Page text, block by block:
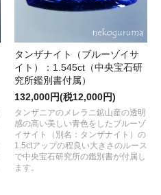
タンザナイト（ブルーゾイサ
イト）：1.545ct（中央宝石研
究所鑑別書付属）
132,000円(税12,000円)
タンザニアのメレラニ鉱山産の透明
感の高い美しい青色をしたブルーゾ
イサイト（別名：タンザナイト）の
1.5ctアップの程良い大きさのルース
で中央宝石研究所の鑑別書が付属し
ます。